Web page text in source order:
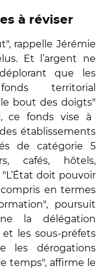
à réviser
", rappelle Jérémie
Et l’argent ne
que les
territorial
bout des doigts"
ce fonds vise à
établissements
de catégorie 5
cafés, hôtels,
"L’État doit pouvoir
en termes
", poursuit
la délégation
et les sous-préfets
les dérogations
temps", affirme le